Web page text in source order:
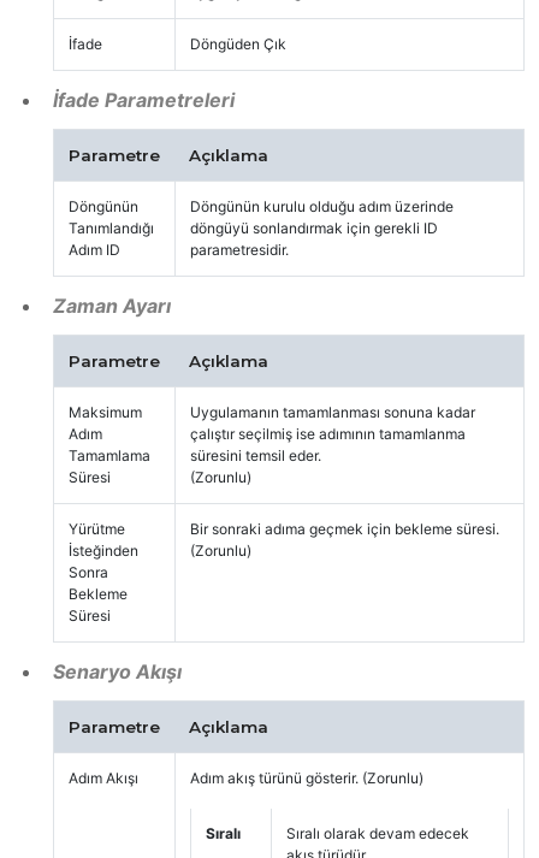
İfade Döngüden Çık
İfade Parametreleri
Parametre Açıklama
Döngünün
Tanımlandığı
Adım ID
Döngünün kurulu olduğu adım üzerinde
döngüyü sonlandırmak için gerekli ID
parametresidir.
Zaman Ayarı
Parametre Açıklama
Maksimum
Adım
Tamamlama
Süresi
Uygulamanın tamamlanması sonuna kadar
çalıştır seçilmiş ise adımının tamamlanma
süresini temsil eder.
(Zorunlu)
Yürütme
İsteğinden
Sonra
Bekleme
Süresi
Bir sonraki adıma geçmek için bekleme süresi.
(Zorunlu)
Senaryo Akışı
Parametre Açıklama
Adım Akışı Adım akış türünü gösterir. (Zorunlu)
Sıralı
Sıralı olarak devam edecek